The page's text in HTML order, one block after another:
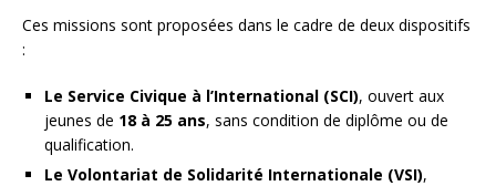
Ces missions sont proposées dans le cadre de deux dispositifs
:
Le Service Civique à l’International (SCI), ouvert aux
jeunes de 18 à 25 ans, sans condition de diplôme ou de
qualification.
Le Volontariat de Solidarité Internationale (VSI),